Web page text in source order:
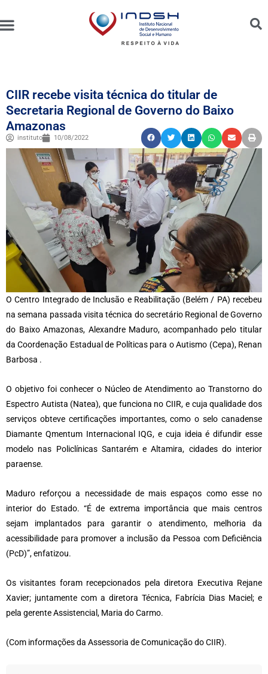
CIIR recebe visita técnica do titular de
Secretaria Regional de Governo do Baixo
Amazonas
instituto 10/08/2022
O Centro Integrado de Inclusão e Reabilitação (Belém / PA) recebeu
na semana passada visita técnica do secretário Regional de Governo
do Baixo Amazonas, Alexandre Maduro, acompanhado pelo titular
da Coordenação Estadual de Políticas para o Autismo (Cepa), Renan
Barbosa .
O objetivo foi conhecer o Núcleo de Atendimento ao Transtorno do
Espectro Autista (Natea), que funciona no CIIR, e cuja qualidade dos
serviços obteve certificações importantes, como o selo canadense
Diamante Qmentum Internacional IQG, e cuja ideia é difundir esse
modelo nas Policlínicas Santarém e Altamira, cidades do interior
paraense.
Maduro reforçou a necessidade de mais espaços como esse no
interior do Estado. “É de extrema importância que mais centros
sejam implantados para garantir o atendimento, melhoria da
acessibilidade para promover a inclusão da Pessoa com Deficiência
(PcD)”, enfatizou.
Os visitantes foram recepcionados pela diretora Executiva Rejane
Xavier; juntamente com a diretora Técnica, Fabrícia Dias Maciel; e
pela gerente Assistencial, Maria do Carmo.
(Com informações da Assessoria de Comunicação do CIIR).